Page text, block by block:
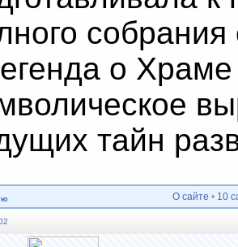
о Храме
тайн
О сайте • 10